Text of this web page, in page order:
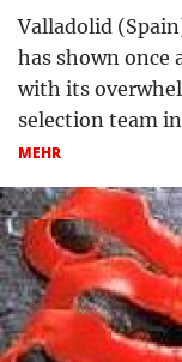
Valladolid
has shown once
with its
selection team
MEHR